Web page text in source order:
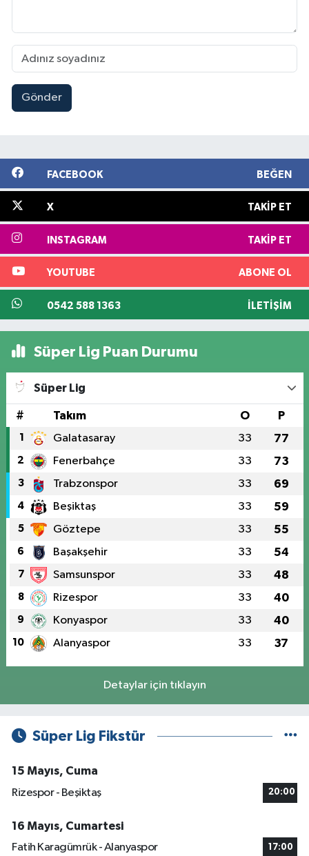
Gönder
FACEBOOK BEĞEN
X TAKIP ET
INSTAGRAM TAKIP ET
YOUTUBE ABONE OL
0542 588 1363 İLETIŞIM
Süper Lig Puan Durumu
Süper Lig
# Takım O P
1 Galatasaray 33 77
2 Fenerbahçe 33 73
3 Trabzonspor 33 69
4 Beşiktaş 33 59
5 Göztepe 33 55
6 Başakşehir 33 54
7 Samsunspor 33 48
8 Rizespor 33 40
9 Konyaspor 33 40
10 Alanyaspor 33 37
Detaylar için tıklayın
Süper Lig Fikstür
15 Mayıs, Cuma
Rizespor - Beşiktaş
20:00
16 Mayıs, Cumartesi
Fatih Karagümrük - Alanyaspor
17:00